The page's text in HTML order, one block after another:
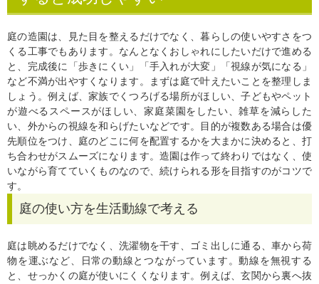
庭の造園は、見た目を整えるだけでなく、暮らしの使いやすさをつ
くる工事でもあります。なんとなくおしゃれにしたいだけで進める
と、完成後に「歩きにくい」「手入れが大変」「視線が気になる」
など不満が出やすくなります。まずは庭で叶えたいことを整理しま
しょう。例えば、家族でくつろげる場所がほしい、子どもやペット
が遊べるスペースがほしい、家庭菜園をしたい、雑草を減らした
い、外からの視線を和らげたいなどです。目的が複数ある場合は優
先順位をつけ、庭のどこに何を配置するかを大まかに決めると、打
ち合わせがスムーズになります。造園は作って終わりではなく、使
いながら育てていくものなので、続けられる形を目指すのがコツで
す。
庭の使い方を生活動線で考える
庭は眺めるだけでなく、洗濯物を干す、ゴミ出しに通る、車から荷
物を運ぶなど、日常の動線とつながっています。動線を無視する
と、せっかくの庭が使いにくくなります。例えば、玄関から裏へ抜